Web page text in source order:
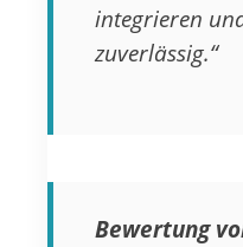
integrieren
zuverlässig.“
Bewertung